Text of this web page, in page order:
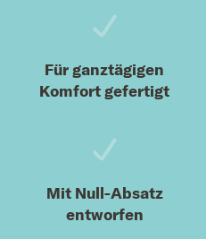
Für ganztägigen
Komfort gefertigt
Mit Null-Absatz
entworfen